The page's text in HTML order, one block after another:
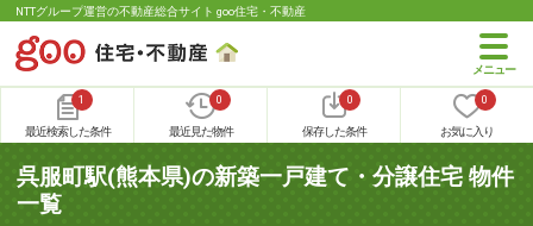
NTTグループ運営の不動産総合サイト goo住宅・不動産
1
最近検索した条件
0
最近見た物件
0
保存した条件
0
お気に入り
呉服町駅(熊本県)の新築一戸建て・分譲住宅 物件
一覧